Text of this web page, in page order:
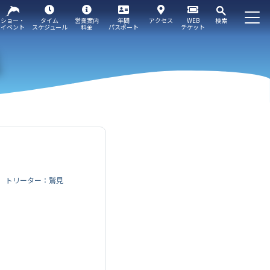
WEB
チケット
検索
ショー・
イベント
タイム
スケジュール
営業案内
料金
年間
パスポート
アクセス
トリーター：鷲見